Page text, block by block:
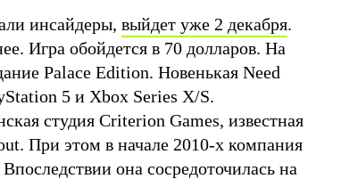
инсайдеры, выйдет уже 2 декабря.
Игра обойдется в 70 долларов. На
Palace Edition. Новенькая Need
5 и Xbox Series X/S.
студия ​​Criterion Games, известная
При этом в начале 2010-х компания
она сосредоточилась на